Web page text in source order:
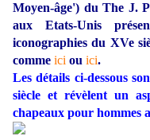
Moyen-âge') du The J.
aux Etats-Unis
iconographies du XVe
comme ici ou ici.
Les détails ci-dessous
siècle et révèlent un
chapeaux pour hommes